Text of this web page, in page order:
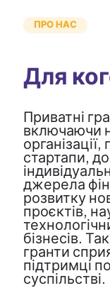
ПРО НАС
Для
Приватні
включаючи
організації,
стартапи,
джерела
розвитку
проєктів,
бізнесів.
гранти
підтримці
суспільстві.